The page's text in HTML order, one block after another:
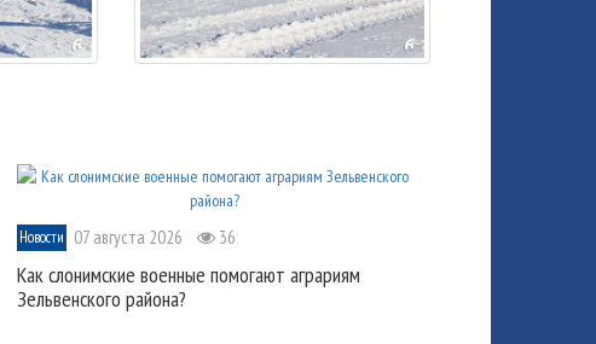
Новости 07 августа 2026 36
Как слонимские военные помогают аграриям
Зельвенского района?